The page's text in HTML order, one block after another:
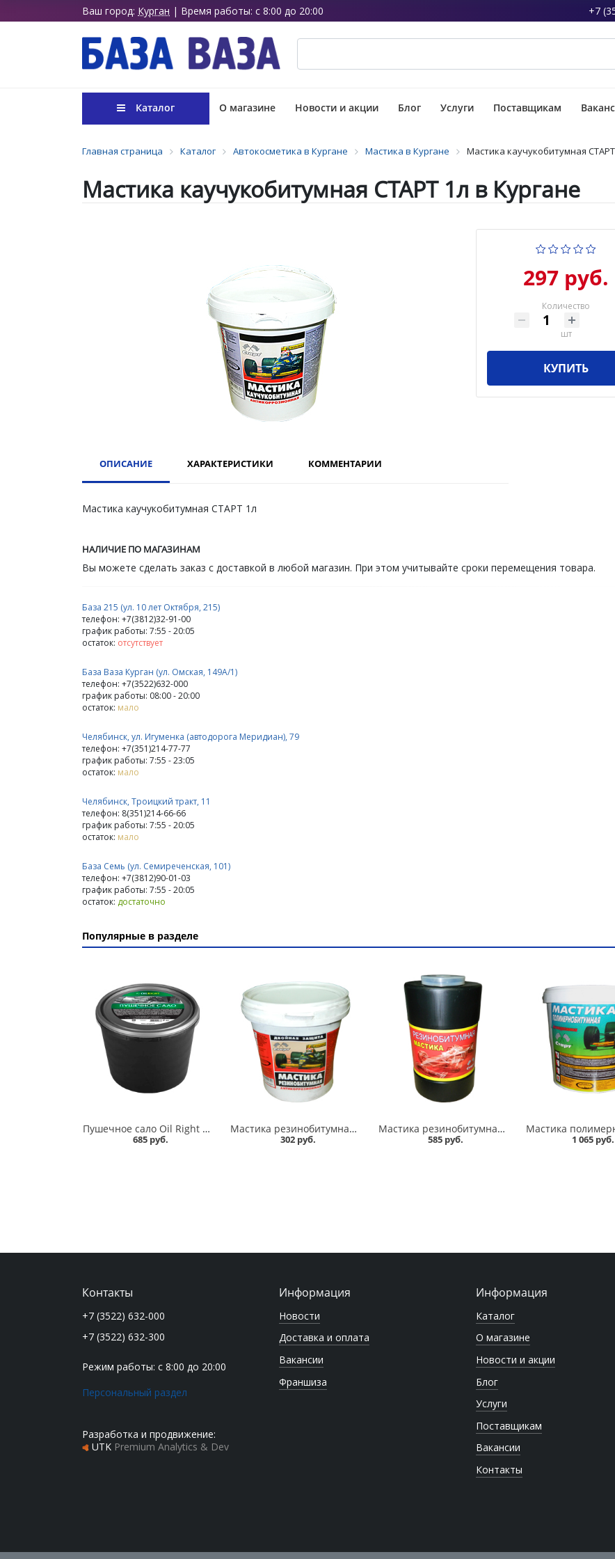
Ваш город: Курган | Время работы: с 8:00 до 20:00 +7
Каталог О магазине Новости и акции Блог Услуги Поставщикам
Главная страница Каталог Автокосметика в Кургане Мастика в Кургане Мастика каучукобитумная
Мастика каучукобитумная СТАРТ 1л в Кургане
297 руб.
Количество
шт
КУПИТЬ
ОПИСАНИЕ ХАРАКТЕРИСТИКИ КОММЕНТАРИИ
Мастика каучукобитумная СТАРТ 1л
НАЛИЧИЕ ПО МАГАЗИНАМ
Вы можете сделать заказ с доставкой в любой магазин. При этом учитывайте сроки перемещения товара.
База 215 (ул. 10 лет Октября, 215)
телефон: +7(3812)32-91-00
график работы: 7:55 - 20:05
остаток: отсутствует
База Ваза Курган (ул. Омская, 149А/1)
телефон: +7(3522)632-000
график работы: 08:00 - 20:00
остаток: мало
Челябинск, ул. Игуменка (автодорога Меридиан), 79
телефон: +7(351)214-77-77
график работы: 7:55 - 23:05
остаток: мало
Челябинск, Троицкий тракт, 11
телефон: 8(351)214-66-66
график работы: 7:55 - 20:05
остаток: мало
База Семь (ул. Семиреченская, 101)
телефон: +7(3812)90-01-03
график работы: 7:55 - 20:05
остаток: достаточно
Популярные в разделе
Пушечное сало Oil Right 2 кг в Кургане
685 руб.
Мастика резинобитумная СТАРТ 1л в Кургане
302 руб.
Мастика резинобитумная СТАРТ 1,8л в Кургане
585 руб. 1 065 руб.
Информация
Новости
Доставка и оплата
Вакансии
Франшиза
Информация
Каталог
О магазине
Новости и акции
Блог
Услуги
Поставщикам
Вакансии
Контакты
Контакты
+7 (3522) 632-000
+7 (3522) 632-300
Режим работы: с 8:00 до 20:00
Персональный раздел
Разработка и продвижение:
UTK Premium Analytics & Dev